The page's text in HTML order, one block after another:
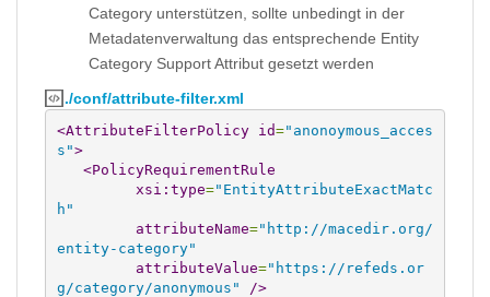
Category unterstützen, sollte unbedingt in der
Metadatenverwaltung das entsprechende Entity
Category Support Attribut gesetzt werden
./conf/attribute-filter.xml
<AttributeFilterPolicy id="anonoymous_acces
s">
<PolicyRequirementRule
xsi:type="EntityAttributeExactMatc
h"
attributeName="http://macedir.org/
entity-category"
attributeValue="https://refeds.or
g/category/anonymous"
/>